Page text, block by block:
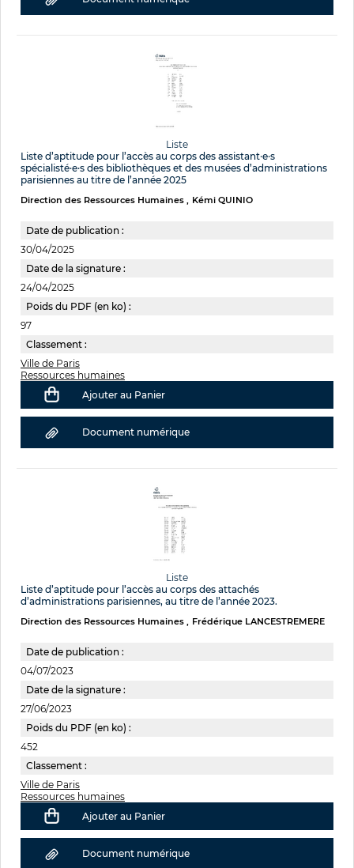
Liste
Liste d’aptitude pour l’accès au corps des assistant·e·s
spécialisté·e·s des bibliothèques et des musées d’administrations
parisiennes au titre de l’année 2025
Direction des Ressources Humaines Kémi QUINIO
Date de publication :
30/04/2025
Date de la signature :
24/04/2025
Poids du PDF (en ko) :
97
Classement :
Ville de Paris
Ressources humaines
Ajouter au Panier
Document numérique
Liste
Liste d’aptitude pour l’accès au corps des attachés
d’administrations parisiennes, au titre de l’année 2023.
Direction des Ressources Humaines Frédérique LANCESTREMERE
Date de publication :
04/07/2023
Date de la signature :
27/06/2023
Poids du PDF (en ko) :
452
Classement :
Ville de Paris
Ressources humaines
Ajouter au Panier
Document numérique